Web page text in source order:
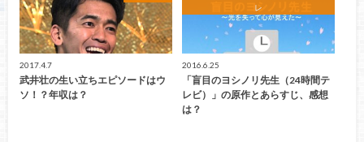
2017.4.7
武井壮の生い立ちエピソードはウ
ソ！？年収は？
レ
2016.6.25
「盲目のヨシノリ先生（24時間テ
レビ）」の原作とあらすじ、感想
は？